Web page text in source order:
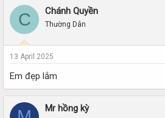
C Chánh Quyền
Thường Dân
13 April 2025
Em đẹp lắm
Mr hồng kỳ